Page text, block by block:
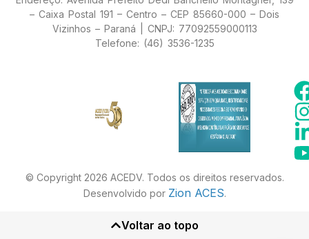
– Caixa Postal 191 – Centro – CEP 85660-000 – Dois
Vizinhos – Paraná | CNPJ: 77092559000113
Telefone: (46) 3536-1235
© Copyright 2026 ACEDV. Todos os direitos reservados.
Desenvolvido por Zion ACES.
Voltar ao topo